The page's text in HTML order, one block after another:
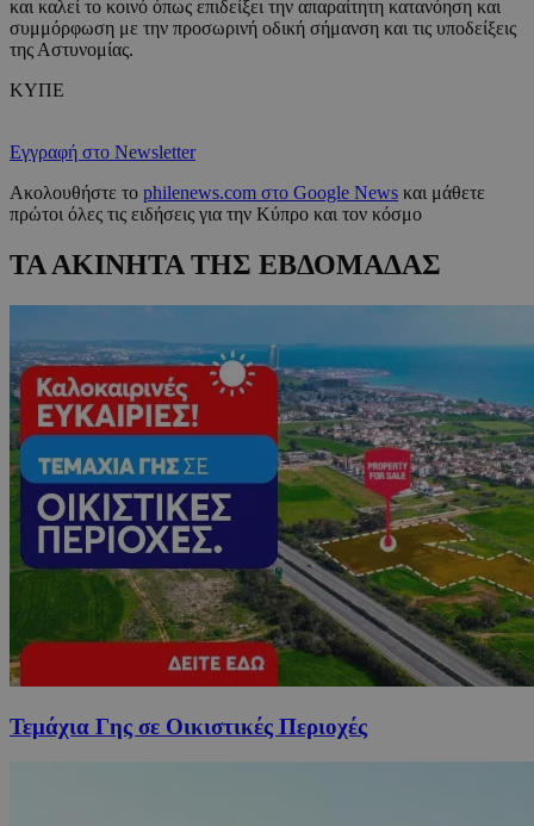
και καλεί το κοινό όπως επιδείξει την απαραίτητη κατανόηση και
συμμόρφωση με την προσωρινή οδική σήμανση και τις υποδείξεις
της Αστυνομίας.
ΚΥΠΕ
Εγγραφή στο Newsletter
Ακολουθήστε το philenews.com στο Google News και μάθετε
πρώτοι όλες τις ειδήσεις για την Κύπρο και τον κόσμο
ΤΑ ΑΚΙΝΗΤΑ ΤΗΣ ΕΒΔΟΜΑΔΑΣ
Τεμάχια Γης σε Οικιστικές Περιοχές